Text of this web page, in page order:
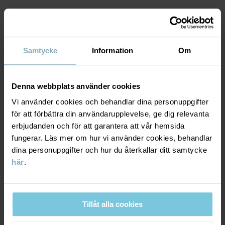
Samtycke Information Om
Denna webbplats använder cookies
Vi använder cookies och behandlar dina personuppgifter
för att förbättra din användarupplevelse, ge dig relevanta
erbjudanden och för att garantera att vår hemsida
fungerar. Läs mer om hur vi använder cookies, behandlar
dina personuppgifter och hur du återkallar ditt samtycke
här.
Tillåt alla cookies
KEEP AWAY FROM FIRE
Artikelnummer:60601562
Tillverkningsland
Fabrik:Shunde Gain Rich Garment Co Ltd
Material
100% Cotton Organic
Skötselråd
TVÄTT
60°C maskintvätt varm
Ej blekning
Strykning medeltemperatur
HÅLLBARHET
LEVERANS & RETUR
Leverans & retur
Leverans
Vi erbjuder fri frakt över 699 kr och leveranstiden är 1–4 dagar. I
kassan visas de tillgängliga leveransalternativ baserat på vilket
postnummer som ordern ska levereras till.
DU KANSKE OCKSÅ GILLAR